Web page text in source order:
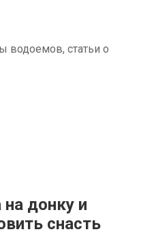
водоемов, статьи о
донку и
снасть